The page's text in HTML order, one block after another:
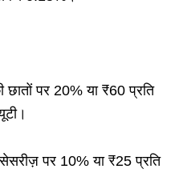
छातों पर 20% या ₹60 प्रति
पर 10% या ₹25 प्रति